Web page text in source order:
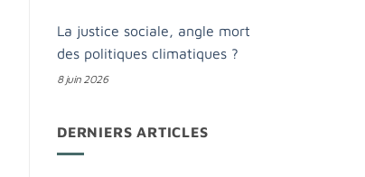
La justice sociale, angle mort
des politiques climatiques ?
8 juin 2026
DERNIERS ARTICLES